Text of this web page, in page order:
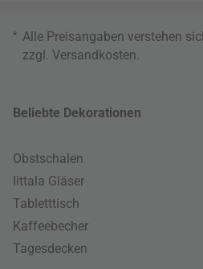
* Alle Preisangaben verstehen
zzgl. Versandkosten
Beliebte Dekorationen
Obstschalen
Iittala Gläser
Tabletttisch
Kaffeebecher
Tagesdecken